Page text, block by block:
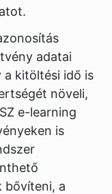
adatai
kitöltési idő is
növeli,
e-learning
is
bővíteni, a